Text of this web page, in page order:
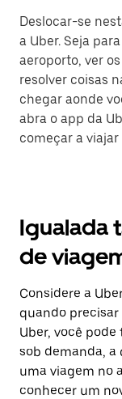
Deslocar-se
a Uber. Seja
aeroporto, ver
resolver coisas
chegar aonde
abra o app da
começar a
Igualada
de
Considere a
quando precisar
Uber, você
sob demanda, a
uma viagem no
conhecer um